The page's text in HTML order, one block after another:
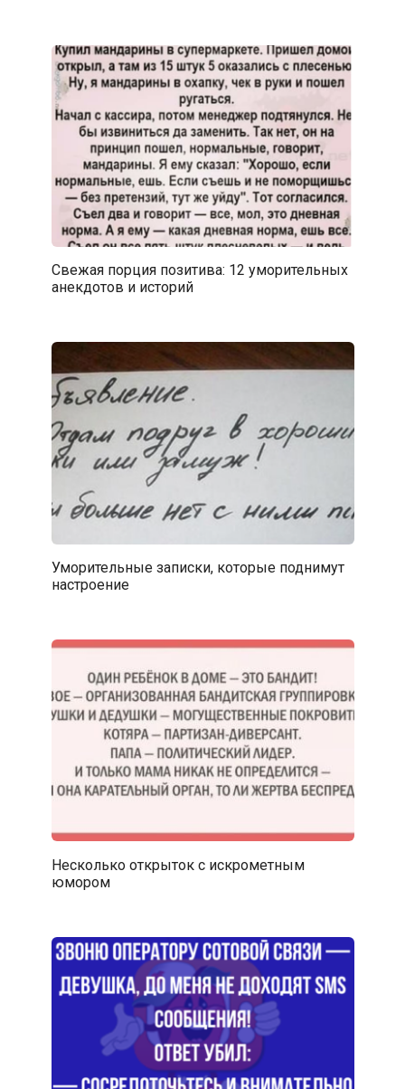
Свежая порция позитива: 12 уморительных
анекдотов и историй
Уморительные записки, которые поднимут
настроение
Несколько открыток с искрометным
юмором